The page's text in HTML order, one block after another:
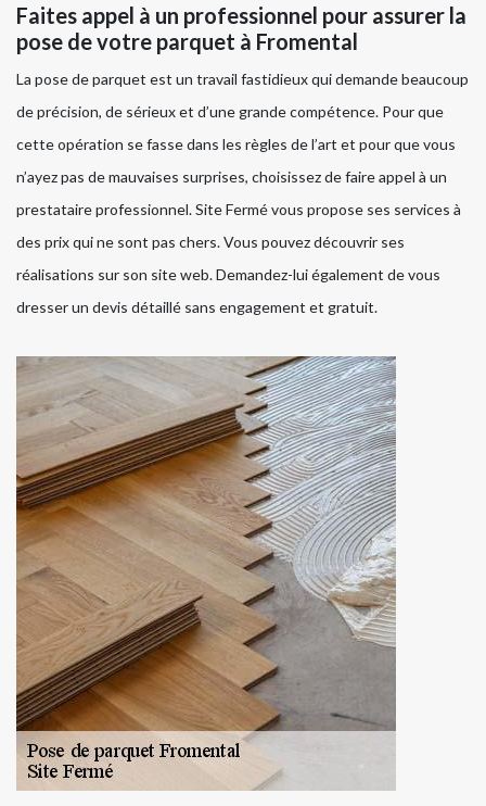
Faites appel à un professionnel pour assurer la
pose de votre parquet à Fromental
La pose de parquet est un travail fastidieux qui demande beaucoup
de précision, de sérieux et d’une grande compétence. Pour que
cette opération se fasse dans les règles de l’art et pour que vous
n’ayez pas de mauvaises surprises, choisissez de faire appel à un
prestataire professionnel. Site Fermé vous propose ses services à
des prix qui ne sont pas chers. Vous pouvez découvrir ses
réalisations sur son site web. Demandez-lui également de vous
dresser un devis détaillé sans engagement et gratuit.